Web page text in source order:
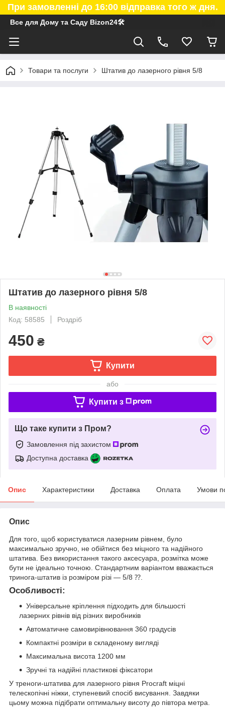
При замовленні до 16:00 відправка того ж дня.
Все для Дому та Саду Bizon24🛠
Товари та послуги Штатив до лазерного рівня 5/8
Штатив до лазерного рівня 5/8
В наявності
Код: 58585
Роздріб
450 ₴
Купити
або
Купити з
Що таке купити з Пром?
Замовлення під захистом
Доступна доставка
Опис Характеристики Доставка Оплата Умови
Опис
Для того, щоб користуватися лазерним рівнем, було
максимально зручно, не обійтися без міцного та надійного
штатива. Без використання такого аксесуара, розмітка може
бути не ідеально точною. Стандартним варіантом вважається
тринога-штатив із розміром різі — 5/8 ⁇.
Особливості:
Універсальне кріплення підходить для більшості
лазерних рівнів від різних виробників
Автоматичне самовирівнювання 360 градусів
Компактні розміри в складеному вигляді
Максимальна висота 1200 мм
Зручні та надійні пластикові фіксатори
У треноги-штатива для лазерного рівня Procraft міцні
телескопічні ніжки, ступеневий спосіб висування. Завдяки
цьому можна підібрати оптимальну висоту до півтора метра.